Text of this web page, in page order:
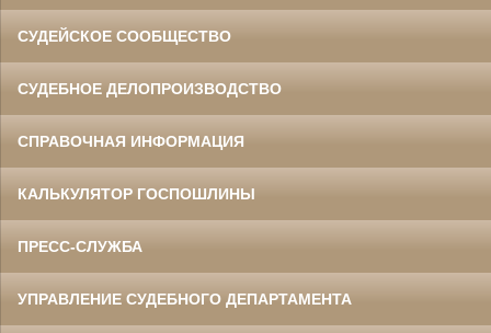
СУДЕЙСКОЕ СООБЩЕСТВО
СУДЕБНОЕ ДЕЛОПРОИЗВОДСТВО
СПРАВОЧНАЯ ИНФОРМАЦИЯ
КАЛЬКУЛЯТОР ГОСПОШЛИНЫ
ПРЕСС-СЛУЖБА
УПРАВЛЕНИЕ СУДЕБНОГО ДЕПАРТАМЕНТА